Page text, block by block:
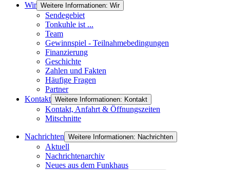
Wir Weitere Informationen: Wir
Sendegebiet
Tonkuhle ist ...
Team
Gewinnspiel - Teilnahmebedingungen
Finanzierung
Geschichte
Zahlen und Fakten
Häufige Fragen
Partner
Kontakt Weitere Informationen: Kontakt
Kontakt, Anfahrt & Öffnungszeiten
Mitschnitte
Nachrichten Weitere Informationen: Nachrichten
Aktuell
Nachrichtenarchiv
Neues aus dem Funkhaus